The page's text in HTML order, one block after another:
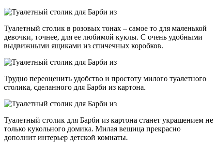
Туалетный столик в розовых тонах – самое то для маленькой
девочки, точнее, для ее любимой куклы. С очень удобными
выдвижными ящиками из спичечных коробков.
Трудно переоценить удобство и простоту милого туалетного
столика, сделанного для Барби из картона.
Туалетный столик для Барби из картона станет украшением не
только кукольного домика. Милая вещица прекрасно
дополнит интерьер детской комнаты.